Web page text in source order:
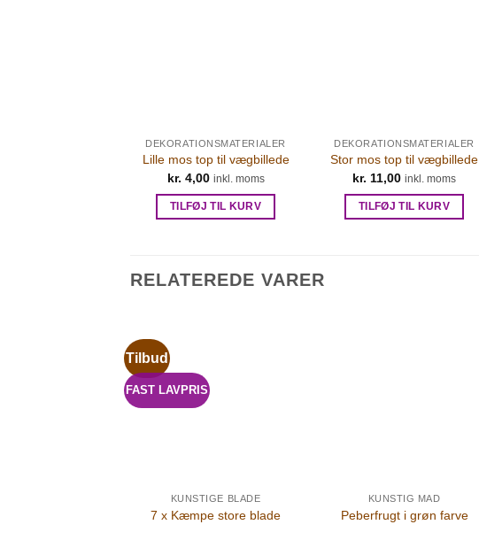
DEKORATIONSMATERIALER
Lille mos top til vægbillede
kr. 4,00 inkl. moms
TILFØJ TIL KURV
DEKORATIONSMATERIALER
Stor mos top til vægbillede
kr. 11,00 inkl. moms
TILFØJ TIL KURV
RELATEREDE VARER
Tilbud
FAST LAVPRIS
KUNSTIGE BLADE
7 x Kæmpe store blade
KUNSTIG MAD
Peberfrugt i grøn farve